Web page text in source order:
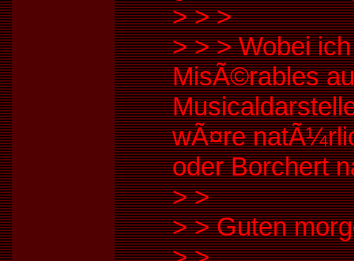
>>>
>>> Wobei
MisÃ©rables
wÃ¤re
oder Borchert
>>
>> Guten